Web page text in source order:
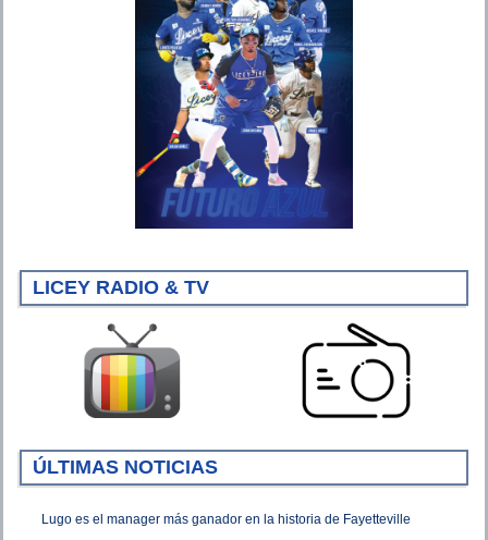
LICEY RADIO & TV
ÚLTIMAS NOTICIAS
Lugo es el manager más ganador en la historia de Fayetteville